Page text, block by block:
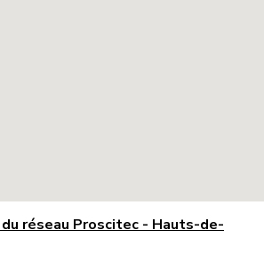
réseau Proscitec - Hauts-de-